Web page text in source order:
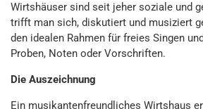
Wirtshäuser sind seit jeher soziale und
trifft man sich, diskutiert und musiziert
den idealen Rahmen für freies Singen
Proben, Noten oder Vorschriften.
Die Auszeichnung
Ein musikantenfreundliches Wirtshaus